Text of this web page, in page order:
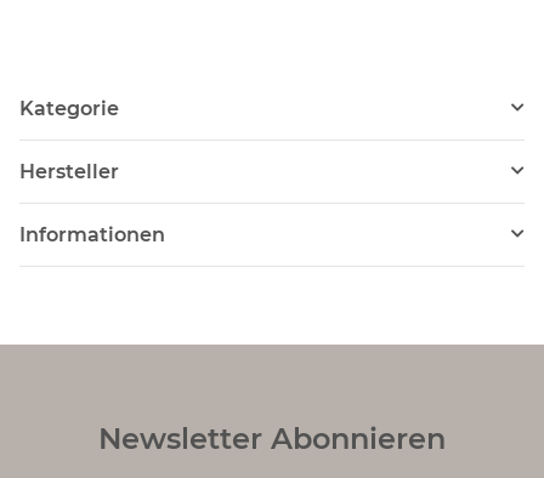
Kategorie
Hersteller
Informationen
Newsletter Abonnieren